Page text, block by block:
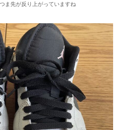
ま先が反り上がっていますね